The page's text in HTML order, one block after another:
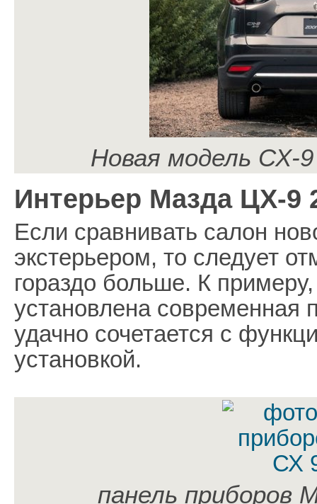
Новая модель СХ-9
Интерьер Мазда ЦХ-9
Если сравнивать салон
экстерьером, то следует
гораздо больше. К
установлена современная
удачно сочетается с
установкой.
панель приборов